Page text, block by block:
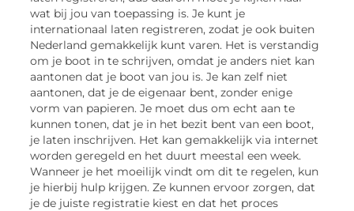
wat bij jou van toepassing is. Je kunt je
internationaal laten registreren, zodat je ook buiten
Nederland gemakkelijk kunt varen. Het is verstandig
om je boot in te schrijven, omdat je anders niet kan
aantonen dat je boot van jou is. Je kan zelf niet
aantonen, dat je de eigenaar bent, zonder enige
vorm van papieren. Je moet dus om echt aan te
kunnen tonen, dat je in het bezit bent van een boot,
je laten inschrijven. Het kan gemakkelijk via internet
worden geregeld en het duurt meestal een week.
Wanneer je het moeilijk vindt om dit te regelen, kun
je hierbij hulp krijgen. Ze kunnen ervoor zorgen, dat
je de juiste registratie kiest en dat het proces